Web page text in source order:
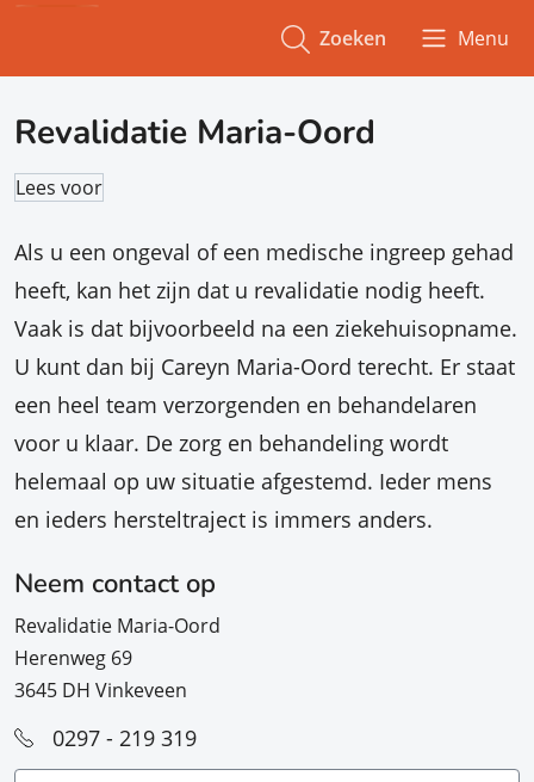
Zoeken Menu
Revalidatie Maria-Oord
Lees voor
Als u een ongeval of een medische ingreep gehad
heeft, kan het zijn dat u revalidatie nodig heeft.
Vaak is dat bijvoorbeeld na een ziekehuisopname.
U kunt dan bij Careyn Maria-Oord terecht. Er staat
een heel team verzorgenden en behandelaren
voor u klaar. De zorg en behandeling wordt
helemaal op uw situatie afgestemd. Ieder mens
en ieders hersteltraject is immers anders.
Neem contact op
Revalidatie Maria-Oord
Herenweg 69
3645 DH Vinkeveen
0297 - 219 319